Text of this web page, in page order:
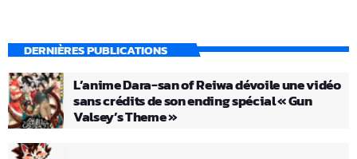
DERNIÈRES PUBLICATIONS
L’anime Dara-san of Reiwa dévoile une vidéo
sans crédits de son ending spécial « Gun
Valsey’s Theme »